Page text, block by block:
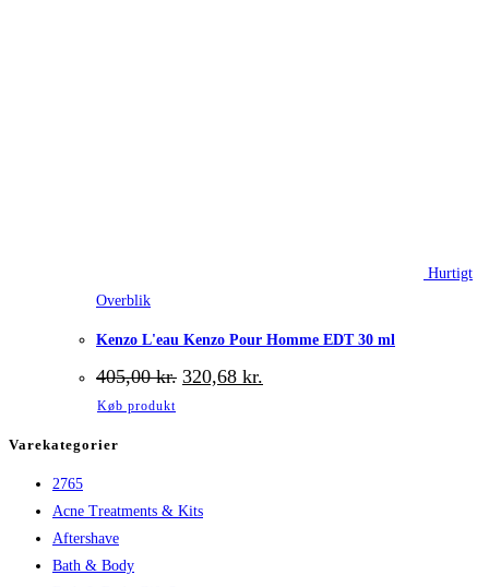
Hurtigt
Overblik
Kenzo L'eau Kenzo Pour Homme EDT 30 ml
405,00kr. Den
oprindelige
320,68 kr.
aktuelle
Køb produkt
Varekategorier
2765
Acne Treatments & Kits
Aftershave
Bath & Body